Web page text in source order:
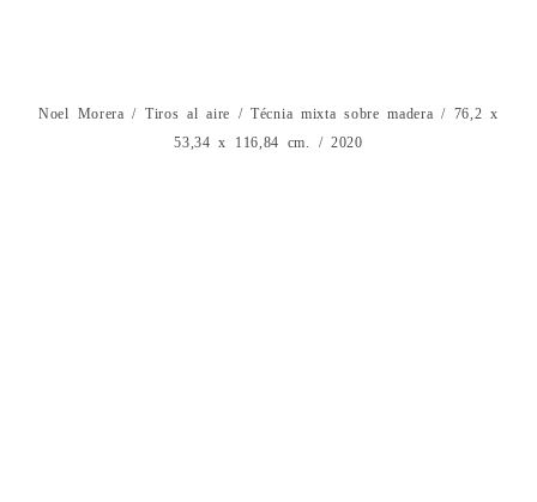
Noel Morera / Tiros al aire / Técnia mixta sobre madera / 76,2 x
53,34 x 116,84 cm. / 2020